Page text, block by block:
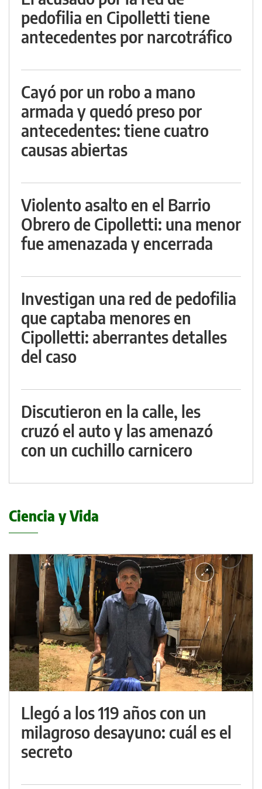
pedofilia en Cipolletti tiene
antecedentes por narcotráfico
Cayó por un robo a mano
armada y quedó preso por
antecedentes: tiene cuatro
causas abiertas
Violento asalto en el Barrio
Obrero de Cipolletti: una menor
fue amenazada y encerrada
Investigan una red de pedofilia
que captaba menores en
Cipolletti: aberrantes detalles
del caso
Discutieron en la calle, les
cruzó el auto y las amenazó
con un cuchillo carnicero
Ciencia y Vida
Llegó a los 119 años con un
milagroso desayuno: cuál es el
secreto